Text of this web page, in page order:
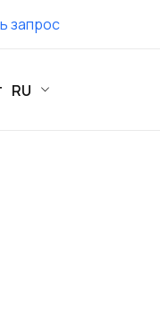
запрос
RU